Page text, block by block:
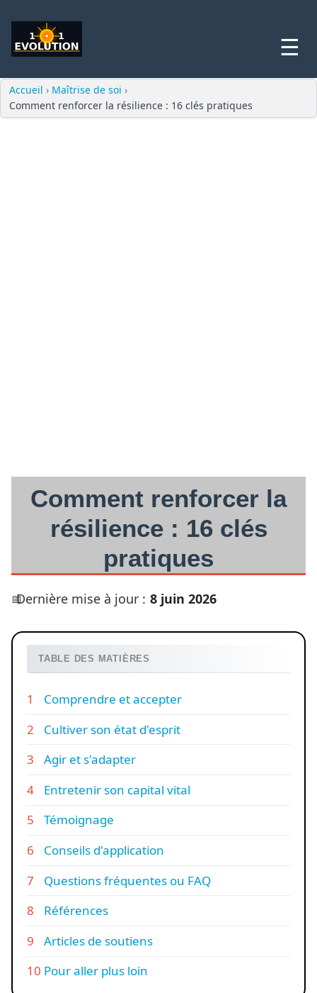
☰
Accueil › Maîtrise de soi ›
Comment renforcer la résilience : 16 clés pratiques
Comment renforcer la
résilience : 16 clés
pratiques
Dernière mise à jour : 8 juin 2026
TABLE DES MATIÈRES
Comprendre et accepter
Cultiver son état d'esprit
Agir et s'adapter
Entretenir son capital vital
Témoignage
Conseils d'application
Questions fréquentes ou FAQ
Références
Articles de soutiens
Pour aller plus loin